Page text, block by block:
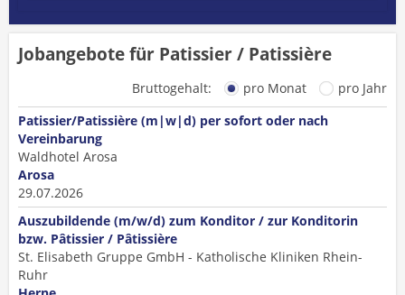
Jobangebote für Patissier / Patissière
Bruttogehalt: pro Monat
pro Jahr
Patissier/Patissière (m|w|d) per sofort oder nach
Vereinbarung
Waldhotel Arosa
Arosa
29.07.2026
Auszubildende (m/w/d) zum Konditor / zur Konditorin
bzw. Pâtissier / Pâtissière
St. Elisabeth Gruppe GmbH - Katholische Kliniken Rhein-
Ruhr